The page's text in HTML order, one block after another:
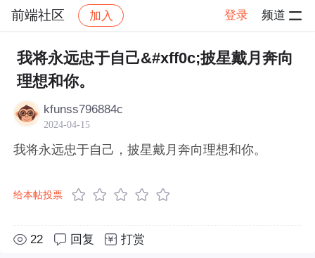
前端社区 加入 登录 频道
社区 前端社区 感慨 帖子详情
我将永远忠于自己&#xff0c;披星戴月奔向
理想和你。
kfunss796884c
2024-04-15
我将永远忠于自己，披星戴月奔向理想和你。
给本帖投票
22 回复 打赏